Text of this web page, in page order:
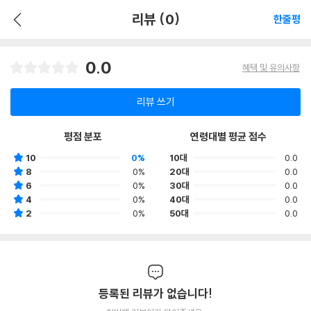
리뷰 (0) 한줄평
0.0 혜택 및 유의사항
리뷰 쓰기
평점 분포
10
0%
8
0%
6
0%
4
0%
2
0%
연령대별 평균 점수
10대
0.0
20대
0.0
30대
0.0
40대
0.0
50대
0.0
등록된 리뷰가 없습니다!